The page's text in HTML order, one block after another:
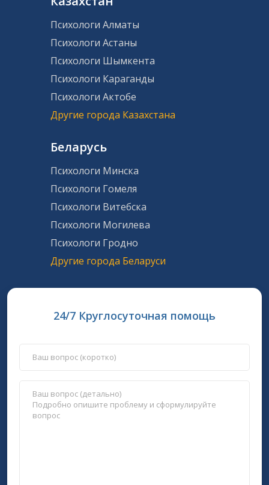
Психологи Алматы
Психологи Астаны
Психологи Шымкента
Психологи Караганды
Психологи Актобе
Другие города Казахстана
Беларусь
Психологи Минска
Психологи Гомеля
Психологи Витебска
Психологи Могилева
Психологи Гродно
Другие города Беларуси
24/7 Круглосуточная помощь